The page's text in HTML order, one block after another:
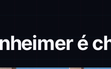
é